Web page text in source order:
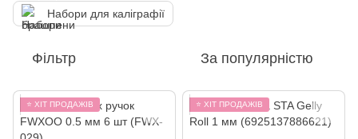
Набори для каліграфії
Фільтр За популярністю
⭐ ХІТ ПРОДАЖІВ ⭐ ХІТ ПРОДАЖІВ